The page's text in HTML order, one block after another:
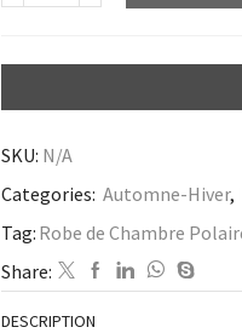
SKU: N/A
Categories: Automne-Hiver,
Tag: Robe de Chambre
Share:
DESCRIPTION